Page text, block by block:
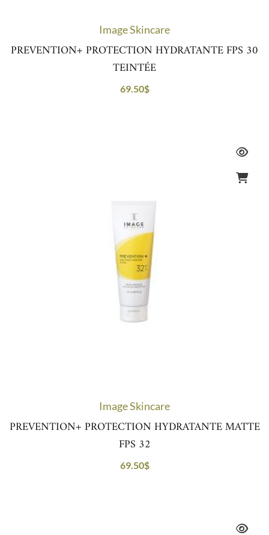
Image Skincare
PREVENTION+ PROTECTION HYDRATANTE FPS 30
TEINTÉE
69.50$
Image Skincare
PREVENTION+ PROTECTION HYDRATANTE MATTE
FPS 32
69.50$